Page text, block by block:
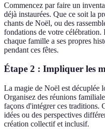
Commencez par faire un
déjà instaurées. Que ce soit la
chants de Noël, ou des
fondations de votre célébration.
chaque famille a ses propres
pendant ces fêtes.
Étape 2 : Impliquer les
La magie de Noël est décuplée
Organisez des réunions
façons d'intégrer ces traditions.
idées ou des perspectives
création collectif et inclusif.